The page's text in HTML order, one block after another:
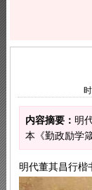
内容摘要： 明
本《勤政励学箴
明代董其昌行楷